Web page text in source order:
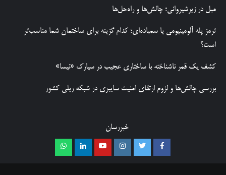
مبل در زیرشیروانی؛ چالش‌ها و راه‌حل‌ها
ترمز پله آلومینیومی یا سمباده‌ای؛ کدام گزینه برای ساختمان شما مناسب‌تر
است؟
کشف یک قمر ناشناخته با ساختاری عجیب در سیارک «نیسا»
بررسی چالش‌ها و لزوم ارتقای امنیت سایبری در شبکه ریلی کشور
خبررسان